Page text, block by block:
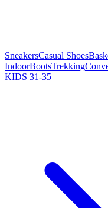
SneakersCasual Shoes
IndoorBootsTrekking
KIDS 31-35